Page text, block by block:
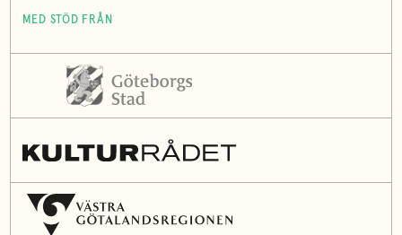
MED STÖD FRÅN